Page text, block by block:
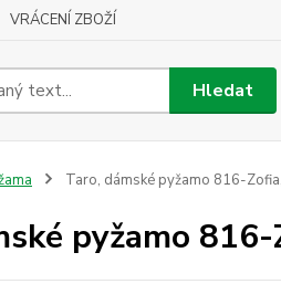
VRÁCENÍ ZBOŽÍ
Hledat
Taro, dámské pyžamo 816-
pyžamo